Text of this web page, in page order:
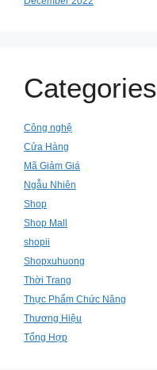
Categories
Công nghệ
Cửa Hàng
Mã Giảm Giá
Ngẫu Nhiên
Shop
Shop Mall
shopii
Shopxuhuong
Thời Trang
Thực Phẩm Chức Năng
Thương Hiệu
Tổng Hợp